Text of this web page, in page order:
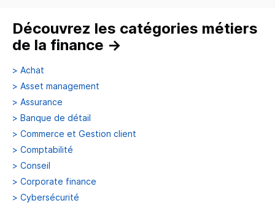
Découvrez les catégories métiers
de la finance →
> Achat
> Asset management
> Assurance
> Banque de détail
> Commerce et Gestion client
> Comptabilité
> Conseil
> Corporate finance
> Cybersécurité